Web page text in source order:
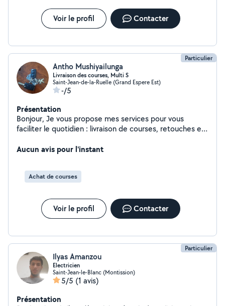
Voir le profil Contacter
Particulier
Antho Mushiyailunga
Livraison des courses, Multi S
Saint-Jean-de-la-Ruelle (Grand Espere Est)
-/5
Présentation
Bonjour, Je vous propose mes services pour vous
faciliter le quotidien : livraison de courses, retouches et
de personnes sans véhicule. N'hésitez pas à me
Aucun avis pour l'instant
Achat de courses
Voir le profil Contacter
Particulier
Ilyas Amanzou
Electricien
Saint-Jean-le-Blanc (Montission)
5/5 (1 avis)
Présentation